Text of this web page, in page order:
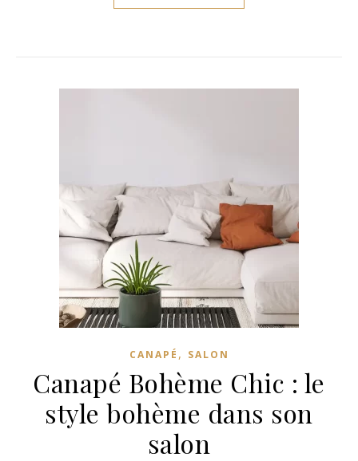
CANAPÉ , SALON
Canapé Bohème Chic : le
style bohème dans son
salon